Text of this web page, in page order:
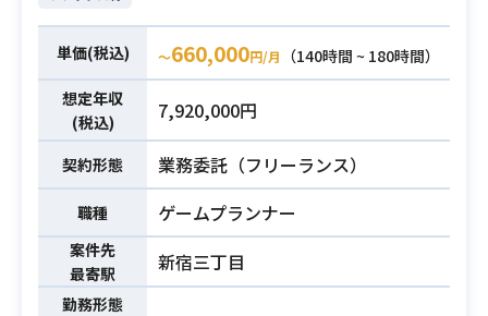
単価(税込) 〜660,000円/月
（140時間 ~ 180時間）
想定年収
(税込)
7,920,000円
契約形態 業務委託（フリーランス）
職種 ゲームプランナー
案件先
最寄駅
新宿三丁目
勤務形態